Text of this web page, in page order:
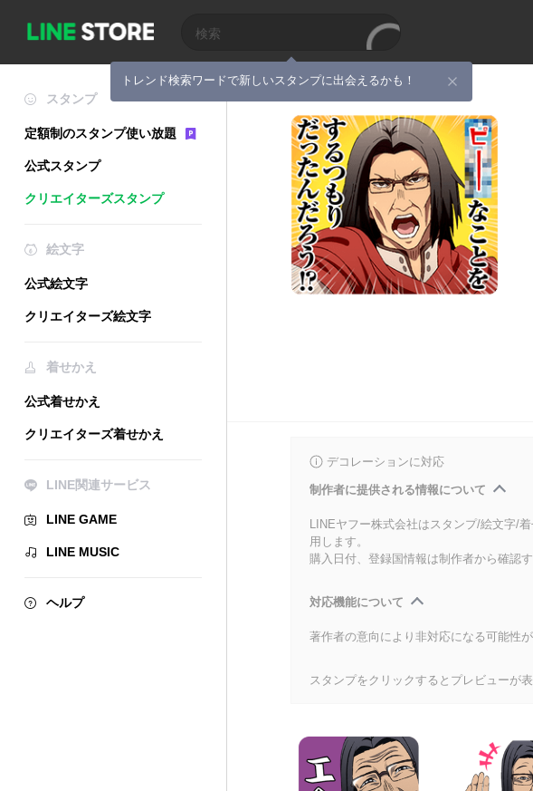
トレンド検索ワードで新しいスタンプに出会えるかも！
スタンプ
定額制のスタンプ使い放題
公式スタンプ
クリエイターズスタンプ
絵文字
公式絵文字
クリエイターズ絵文字
着せかえ
公式着せかえ
クリエイターズ着せかえ
LINE関連サービス
LINE GAME
LINE MUSIC
ヘルプ
デコレーションに対応
制作者に提供される情報について
LINEヤフー株式会社はスタンプ/絵文字/
用します。
購入日付、登録国情報は制作者から確認
対応機能について
著作者の意向により非対応になる可能性
スタンプをクリックするとプレビューが表